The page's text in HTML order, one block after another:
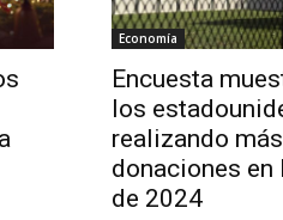
Economía
Encuesta
los
realizando
donaciones
de 2024